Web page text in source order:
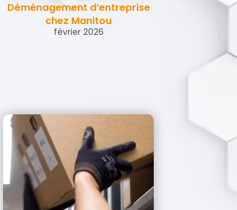
Déménagement d’entreprise
chez Manitou
février 2026